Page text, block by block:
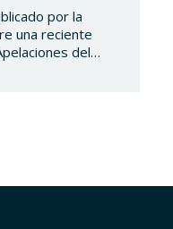
por la
una reciente
del